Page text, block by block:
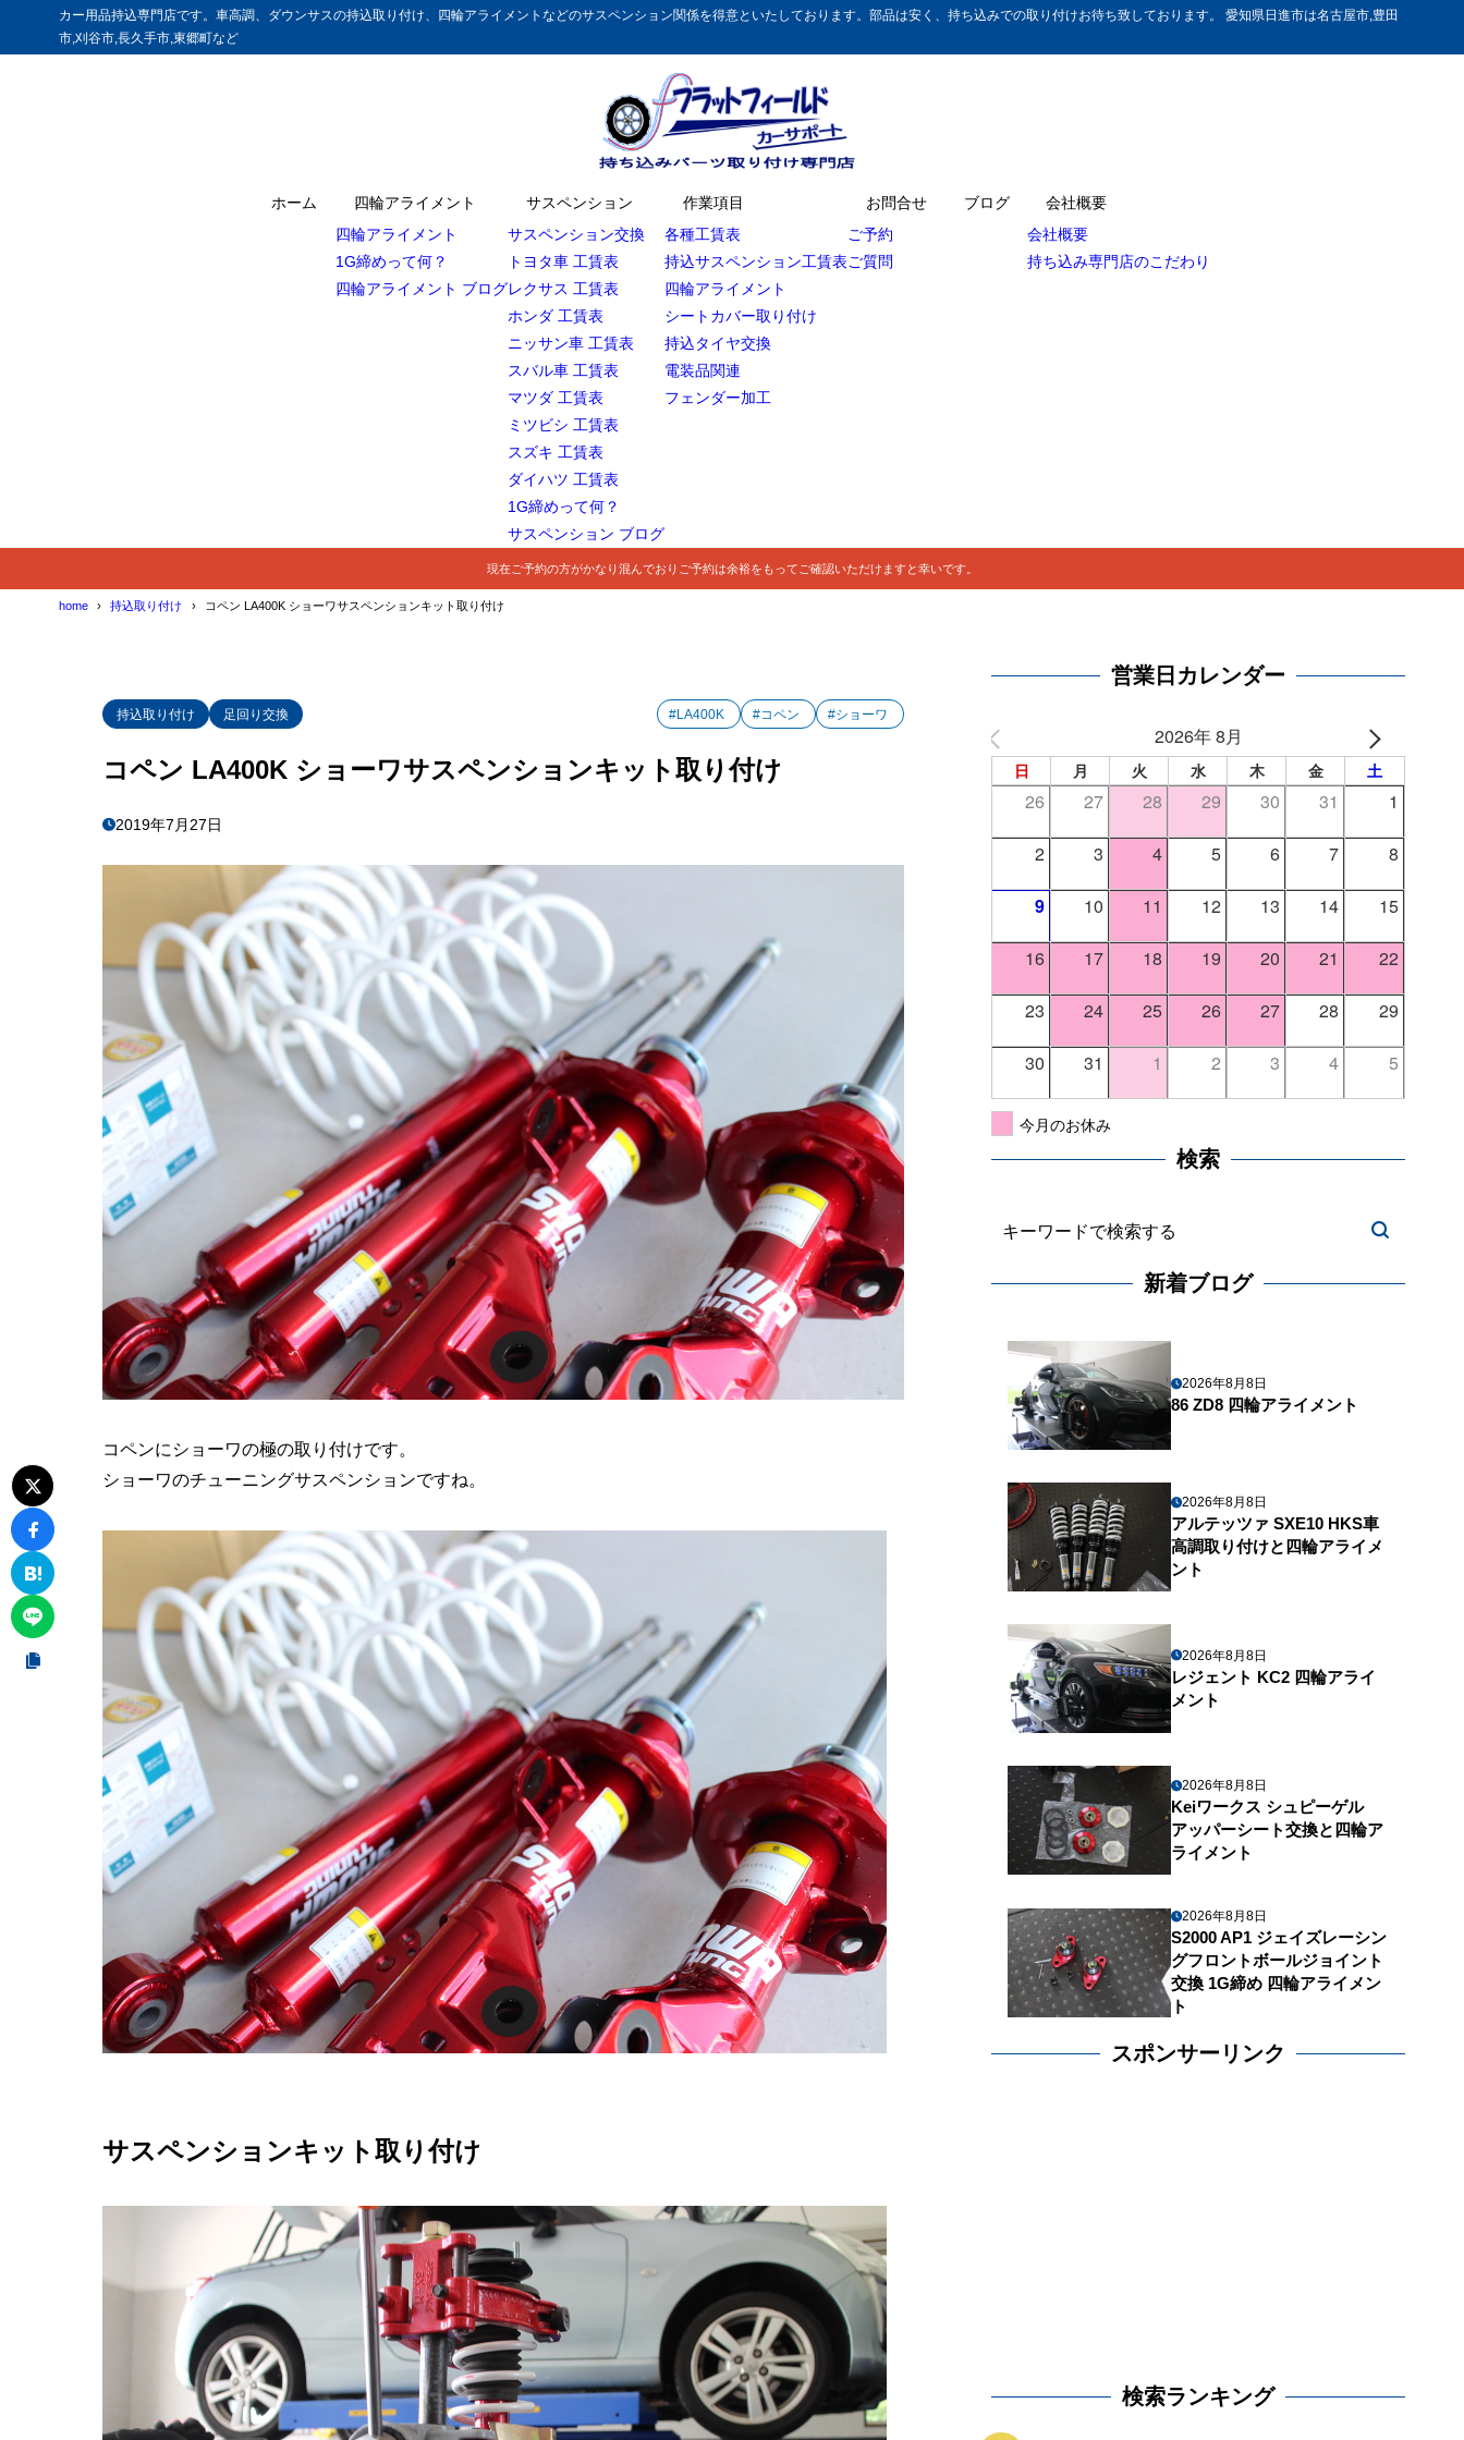
カー用品持込専門店です。車高調、ダウンサスの持込取り付け、四輪アライメントなどのサスペンション関係を得意といたしております。部品は安く、持ち込みでの取り付けお待ち致しております。 愛知県日進市は名古屋市,豊田
市,刈谷市,長久手市,東郷町など
ホーム
四輪アライメント
四輪アライメント
1G締めって何？
四輪アライメント ブログ
サスペンション
サスペンション交換
トヨタ車 工賃表
レクサス 工賃表
ホンダ 工賃表
ニッサン車 工賃表
スバル車 工賃表
マツダ 工賃表
ミツビシ 工賃表
スズキ 工賃表
ダイハツ 工賃表
1G締めって何？
サスペンション ブログ
作業項目
各種工賃表
持込サスペンション工賃表
四輪アライメント
シートカバー取り付け
持込タイヤ交換
電装品関連
フェンダー加工
お問合せ
ご予約
ご質問
ブログ
会社概要
会社概要
持ち込み専門店のこだわり
現在ご予約の方がかなり混んでおりご予約は余裕をもってご確認いただけますと幸いです。
home 持込取り付け コペン LA400K ショーワサスペンションキット取り付け
持込取り付け 足回り交換 #LA400K #コペン #ショーワ
コペン LA400K ショーワサスペンションキット取り付け
2019年7月27日
コペンにショーワの極の取り付けです。
ショーワのチューニングサスペンションですね。
サスペンションキット取り付け
営業日カレンダー
2026年 8月
日 月 火 水 木 金 土
26 27 28 29 30 31 1
2 3 4 5 6 7 8
9 10 11 12 13 14 15
16 17 18 19 20 21 22
23 24 25 26 27 28 29
30 31 1 2 3 4 5
今月のお休み
検索
新着ブログ
2026年8月8日
86 ZD8 四輪アライメント
2026年8月8日
アルテッツァ SXE10 HKS車
高調取り付けと四輪アライメ
ント
2026年8月8日
レジェント KC2 四輪アライ
メント
2026年8月8日
Keiワークス シュピーゲル
アッパーシート交換と四輪ア
ライメント
2026年8月8日
S2000 AP1 ジェイズレーシン
グフロントボールジョイント
交換 1G締め 四輪アライメン
ト
スポンサーリンク
検索ランキング